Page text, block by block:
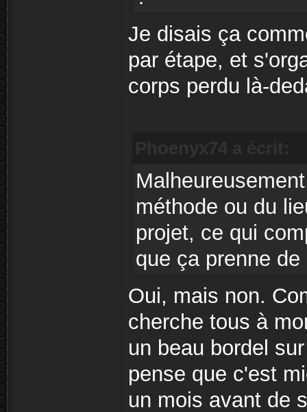
Je disais ça
par étape, et
corps perdu là-
méthode ou du
projet, ce qui
que ça prenne
Oui, mais non.
cherche tous à
un beau bordel
pense que c'est
un mois avant de